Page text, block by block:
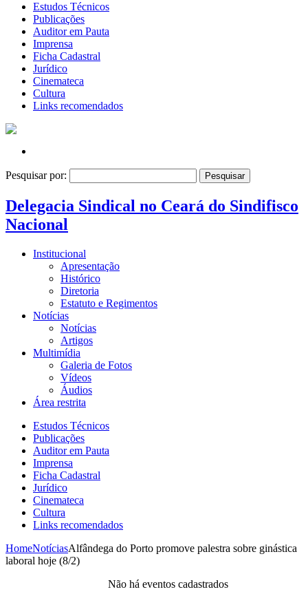
Estudos Técnicos
Publicações
Auditor em Pauta
Imprensa
Ficha Cadastral
Jurídico
Cinemateca
Cultura
Links recomendados
Pesquisar por:
Delegacia Sindical no Ceará do Sindifisco
Nacional
Institucional
Apresentação
Histórico
Diretoria
Estatuto e Regimentos
Notícias
Notícias
Artigos
Multimídia
Galeria de Fotos
Vídeos
Áudios
Área restrita
Estudos Técnicos
Publicações
Auditor em Pauta
Imprensa
Ficha Cadastral
Jurídico
Cinemateca
Cultura
Links recomendados
HomeNotíciasAlfândega do Porto promove palestra sobre ginástica
laboral hoje (8/2)
Não há eventos cadastrados